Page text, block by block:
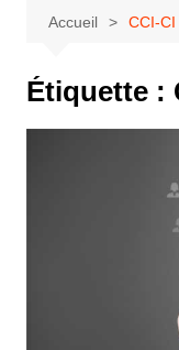
Accueil CCI-CI
Étiquette :